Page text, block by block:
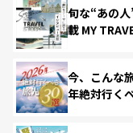
旬な“あの
載 MY
今、こんな
年絶対行く